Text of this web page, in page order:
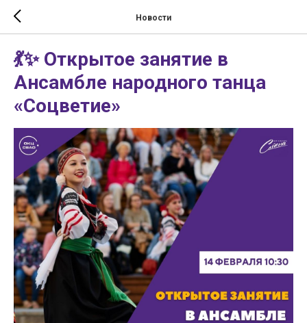
Новости
💃✨ Открытое занятие в
Ансамбле народного танца
«Соцветие»